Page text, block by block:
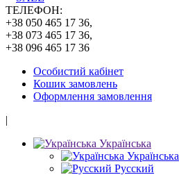
ТЕЛЕФОН:
+38 050 465 17 36,
+38 073 465 17 36,
+38 096 465 17 36
Особистий кабінет
Кошик замовлень
Оформлення замовлення
|
Українська
Українська
Русский